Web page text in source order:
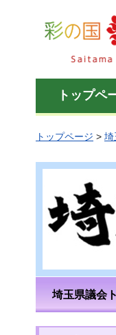
彩の国 埼玉県
トップペ
トップページ > 埼
埼玉県議会